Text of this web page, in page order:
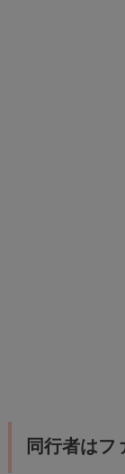
同行者はフ